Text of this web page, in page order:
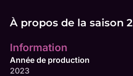
À propos de la saison 2
Information
Année de production
2023